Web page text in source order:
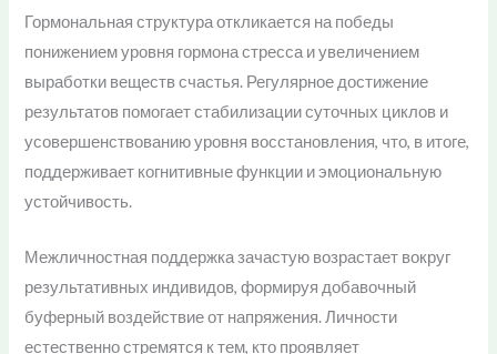
Гормональная структура откликается на победы
понижением уровня гормона стресса и увеличением
выработки веществ счастья. Регулярное достижение
результатов помогает стабилизации суточных циклов и
усовершенствованию уровня восстановления, что, в итоге,
поддерживает когнитивные функции и эмоциональную
устойчивость.
Межличностная поддержка зачастую возрастает вокруг
результативных индивидов, формируя добавочный
буферный воздействие от напряжения. Личности
естественно стремятся к тем, кто проявляет